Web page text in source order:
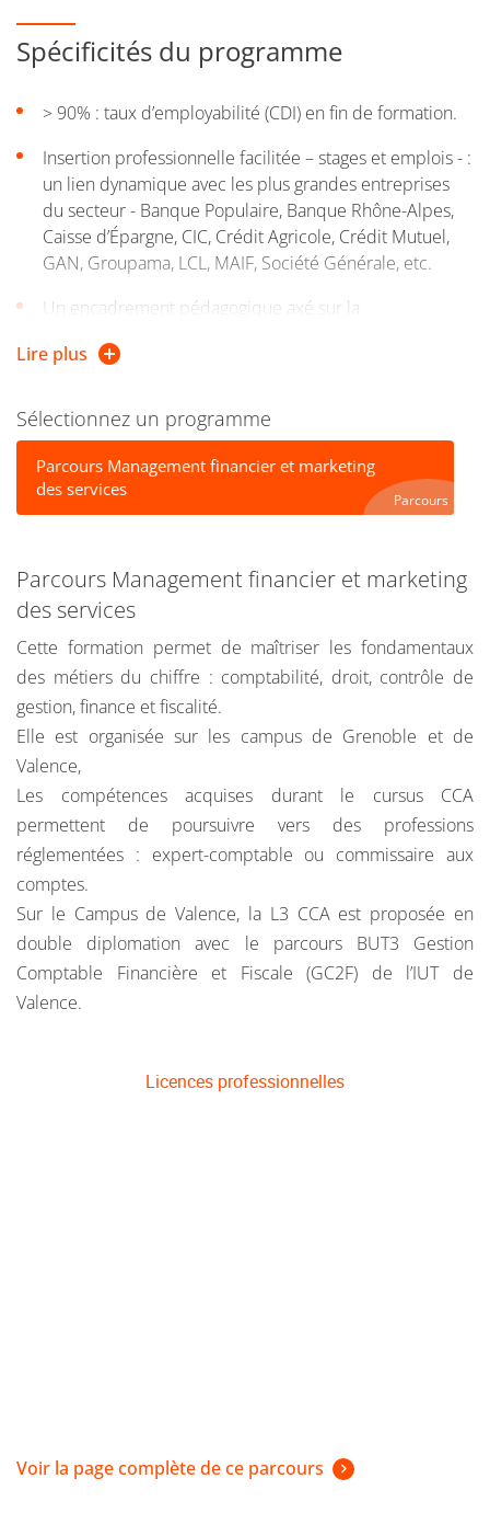
Spécificités du programme
> 90% : taux d’employabilité (CDI) en fin de formation.
Insertion professionnelle facilitée – stages et emplois - :
un lien dynamique avec les plus grandes entreprises
du secteur - Banque Populaire, Banque Rhône-Alpes,
Caisse d’Épargne, CIC, Crédit Agricole, Crédit Mutuel,
GAN, Groupama, LCL, MAIF, Société Générale, etc.
Un encadrement pédagogique axé sur la
réalisés par des intervenants extérieurs, pour être
Un effectif réduit pour un suivi individuel et un
encadrement personnalisé.
Des partenariats internationaux de longue date
universités et les Business schools de nombreux pays,
notamment en Chine, Brésil, Russie et Indonésie
De nombreuses opportunités de séjours et de césure à
l'étranger
Lire plus
Sélectionnez un programme
Parcours Management financier et marketing
des services
Parcours
Parcours Management financier et marketing
des services
Cette formation permet de maîtriser les fondamentaux
des métiers du chiffre : comptabilité, droit, contrôle de
gestion, finance et fiscalité.
Elle est organisée sur les campus de Grenoble et de
Valence,
Les compétences acquises durant le cursus CCA
permettent de poursuivre vers des professions
réglementées : expert-comptable ou commissaire aux
comptes.
Sur le Campus de Valence, la L3 CCA est proposée en
double diplomation avec le parcours BUT3 Gestion
Comptable Financière et Fiscale (GC2F) de l’IUT de
Valence.
Licences professionnelles
Voir la page complète de ce parcours